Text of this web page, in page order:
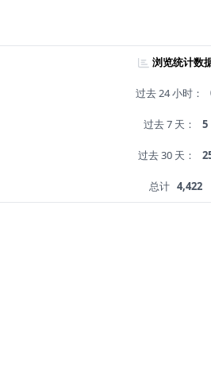
浏览统计数
过去 24 小时：
过去 7 天： 5
过去 30 天：
总计 4,422